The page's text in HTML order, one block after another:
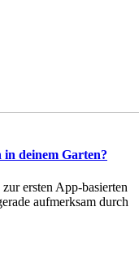
deinem Garten?
ersten App-basierten
aufmerksam durch